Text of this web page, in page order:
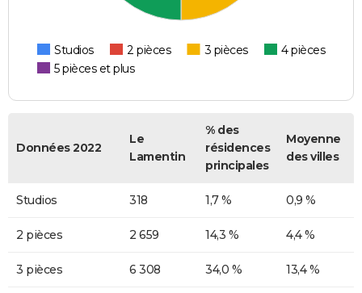
Studios 2 pièces 3 pièces
4 pièces
5 pièces et plus
Données 2022
Le
Lamentin
% des
résidences
principales
Moyenne
des villes
Studios 318 1,7 % 0,9 %
2 pièces 2 659 14,3 % 4,4 %
3 pièces 6 308 34,0 % 13,4 %